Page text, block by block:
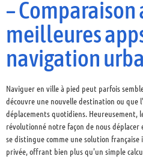
– Comparaison
meilleures
navigation
Naviguer en ville à pied peut parfois
découvre une nouvelle destination ou que
déplacements quotidiens. Heureusement,
révolutionné notre façon de nous
se distingue comme une solution
privée, offrant bien plus qu'un simple